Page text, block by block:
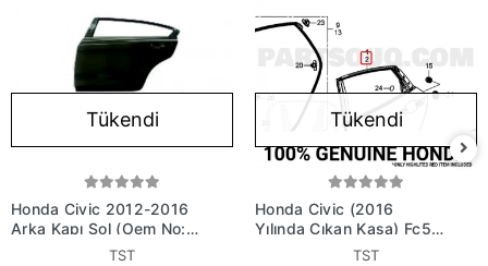
Tükendi
Honda Civic 2012-2016
Arka Kapı Sol (Oem No:
67550Tt0X3Zz)
TST
Tükendi
Honda Civic (2016
Yılında Çıkan Kasa) Fc5
Arka Kapı Sol (Oem No:
TST